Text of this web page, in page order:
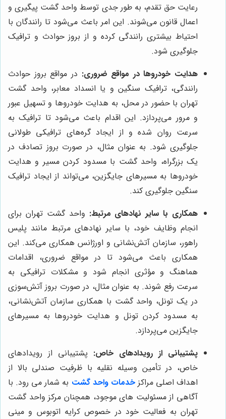
رعایت حق تقدم، به طور جدی توسط واحد گشت پیگیری و
اعمال قانون می‌شوند. این امر باعث می‌شود تا رانندگان با
احتیاط بیشتری رانندگی کرده و از بروز حوادث و ترافیک
جلوگیری شود.
هدایت خودروها در مواقع ضروری: در مواقع بروز حوادث
رانندگی، ترافیک سنگین و یا انسداد معابر، واحد گشت
تهران با حضور در محل، به هدایت خودروها و تسهیل عبور
و مرور می‌پردازد. این اقدام باعث می‌شود تا ترافیک به
سرعت روان شده و از ایجاد گره‌های ترافیکی طولانی
جلوگیری شود. به عنوان مثال، در صورت بروز تصادف در
یک بزرگراه، واحد گشت با مسدود کردن مسیر و هدایت
خودروها به مسیرهای جایگزین، می‌تواند از ایجاد ترافیک
سنگین جلوگیری کند.
همکاری با سایر نهادهای مرتبط: واحد گشت تهران برای
انجام وظایف خود، با سایر نهادهای مرتبط مانند پلیس
راهور، سازمان آتش‌نشانی و اورژانس همکاری می‌کند. این
همکاری باعث می‌شود تا در مواقع ضروری، اقدامات
هماهنگ و مؤثری انجام شود و مشکلات ترافیکی به
سرعت رفع شوند. به عنوان مثال، در صورت بروز آتش‌سوزی
در یک تونل، واحد گشت با همکاری سازمان آتش‌نشانی،
به مسدود کردن تونل و هدایت خودروها به مسیرهای
جایگزین می‌پردازد.
پشتیبانی از رویدادهای خاص: پشتیبانی از رویدادهای
خاص، در تأمین وسیله نقلیه با ظرفیت صندلی بالا از
اهداف اصلی مراکزخدمات واحد گشت به شمار می رود. با
آگاهی از مسئولیت های موجود، همچنان مرکز واحد گشت
تهران به فعالیت خود در خصوص کرایه اتوبوس و مینی